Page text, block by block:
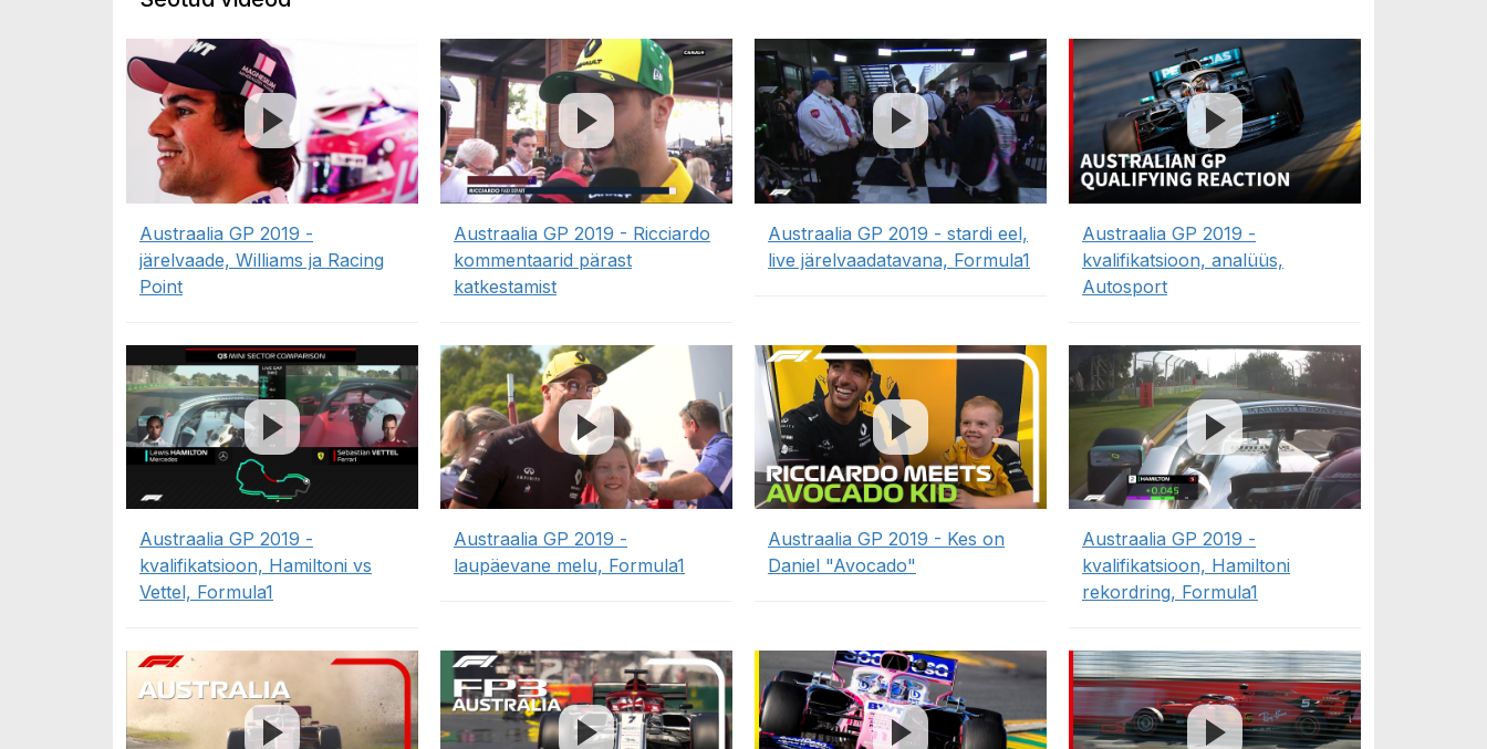
Austraalia GP 2019 -
järelvaade, Williams ja Racing
Point
Austraalia GP 2019 - Ricciardo
kommentaarid pärast
katkestamist
Austraalia GP 2019 - stardi eel,
live järelvaadatavana, Formula1
Austraalia GP 2019 -
kvalifikatsioon, analüüs,
Autosport
Austraalia GP 2019 -
kvalifikatsioon, Hamiltoni vs
Vettel, Formula1
Austraalia GP 2019 -
laupäevane melu, Formula1
Austraalia GP 2019 - Kes on
Daniel "Avocado"
Austraalia GP 2019 -
kvalifikatsioon, Hamiltoni
rekordring, Formula1